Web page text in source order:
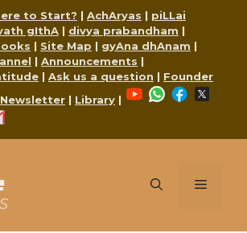
to Start? | AchAryas | piLLai
gIthA | divya prabandham |
| Site Map | gyAna dhAnam |
| Announcements |
| Ask us a question | Founder
Newsletter | Library |
YouTubeWhatsApp
Facebook
Menu